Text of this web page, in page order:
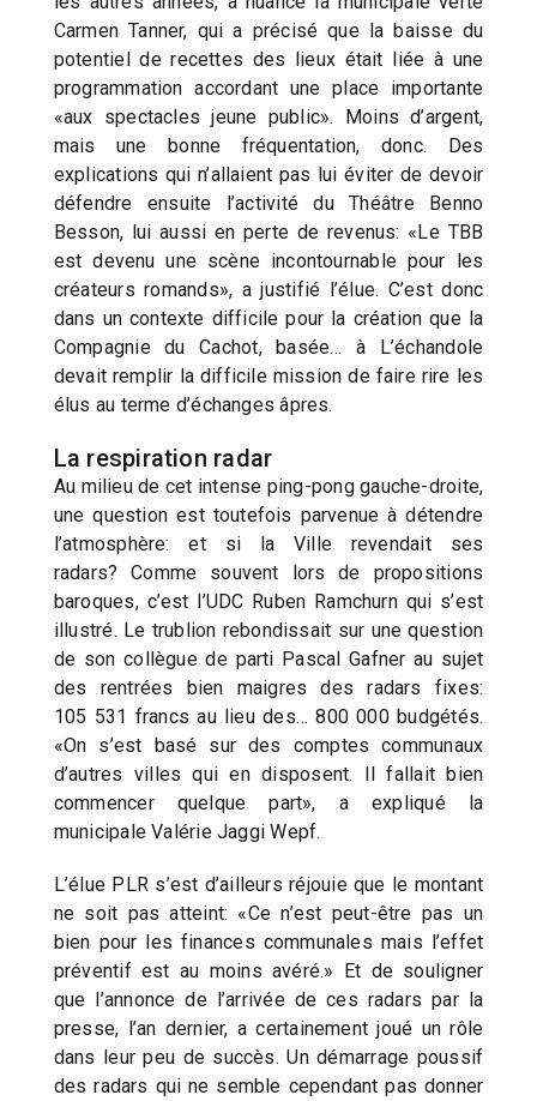
Carmen Tanner, qui a précisé que la baisse du
potentiel de recettes des lieux était liée à une
programmation accordant une place importante
«aux spectacles jeune public». Moins d’argent,
mais une bonne fréquentation, donc. Des
explications qui n’allaient pas lui éviter de devoir
défendre ensuite l’activité du Théâtre Benno
Besson, lui aussi en perte de revenus: «Le TBB
est devenu une scène incontournable pour les
créateurs romands», a justifié l’élue. C’est donc
dans un contexte difficile pour la création que la
Compagnie du Cachot, basée… à L’échandole
devait remplir la difficile mission de faire rire les
élus au terme d’échanges âpres.
La respiration radar
Au milieu de cet intense ping-pong gauche-droite,
une question est toutefois parvenue à détendre
l’atmosphère: et si la Ville revendait ses
radars? Comme souvent lors de propositions
baroques, c’est l’UDC Ruben Ramchurn qui s’est
illustré. Le trublion rebondissait sur une question
de son collègue de parti Pascal Gafner au sujet
des rentrées bien maigres des radars fixes:
105 531 francs au lieu des… 800 000 budgétés.
«On s’est basé sur des comptes communaux
d’autres villes qui en disposent. Il fallait bien
commencer quelque part», a expliqué la
municipale Valérie Jaggi Wepf.
L’élue PLR s’est d’ailleurs réjouie que le montant
ne soit pas atteint: «Ce n’est peut-être pas un
bien pour les finances communales mais l’effet
préventif est au moins avéré.» Et de souligner
que l’annonce de l’arrivée de ces radars par la
presse, l’an dernier, a certainement joué un rôle
dans leur peu de succès. Un démarrage poussif
des radars qui ne semble cependant pas donner